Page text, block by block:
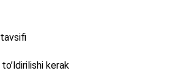
kerak